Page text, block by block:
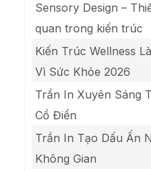
Sensory Design –
quan trong kiến trúc
Kiến Trúc Wellness
Vì Sức Khỏe 2026
Trần In Xuyên Sáng
Cổ Điển
Trần In Tạo Dấu Ấn
Không Gian